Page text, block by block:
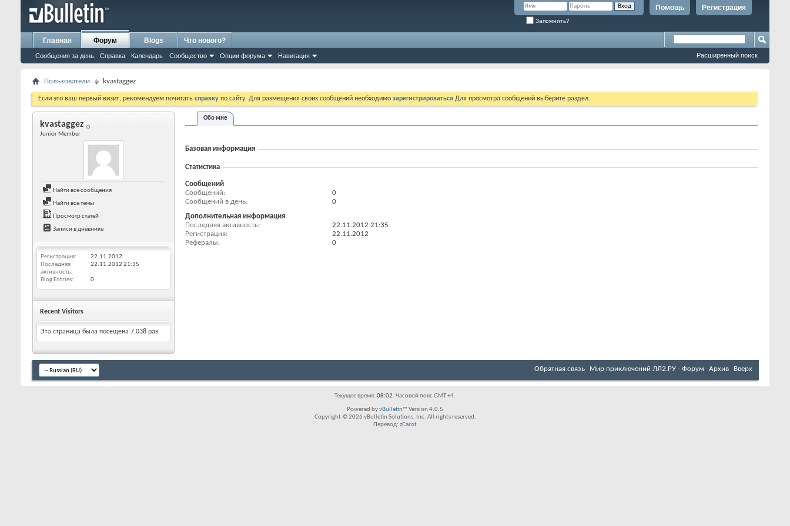
Регистрация
Помощь
Запомнить?
Главная Форум
Сообщения за день Справка Календарь Сообщество Опции форума Навигация
Blogs Что нового?
Расширенный поиск
Пользователи kvastaggez
Если это ваш первый визит, рекомендуем почитать справку по сайту. Для размещения своих сообщений необходимо зарегистрироваться Для просмотра сообщений выберите раздел.
kvastaggez
Junior Member
Найти все сообщения
Найти все темы
Просмотр статей
Записи в дневнике
Регистрация
22.11.2012
Последняя
активность
22.11.2012 21:35
Blog Entries 0
Recent Visitors
Эта страница была посещена 7,038 раз
Обо мне
Базовая информация
Статистика
Сообщений
Сообщений
0
Сообщений в день
0
Дополнительная информация
Последняя активность
22.11.2012 21:35
Регистрация
22.11.2012
Рефералы
0
Обратная связь Мир приключений ЛЛ2.РУ - Форум Архив Вверх
Текущее время: 08:02. Часовой пояс GMT +4.
Powered byvBulletin™ Version 4.0.5
Copyright © 2026 vBulletin Solutions, Inc. All rights reserved.
Перевод: zCarot